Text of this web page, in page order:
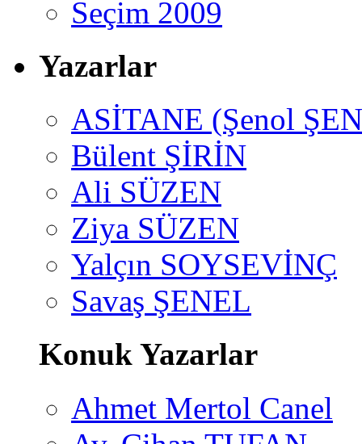
Seçim 2009
Yazarlar
ASİTANE (Şenol
Bülent ŞİRİN
Ali SÜZEN
Ziya SÜZEN
Yalçın SOYSEVİNÇ
Savaş ŞENEL
Konuk Yazarlar
Ahmet Mertol Canel